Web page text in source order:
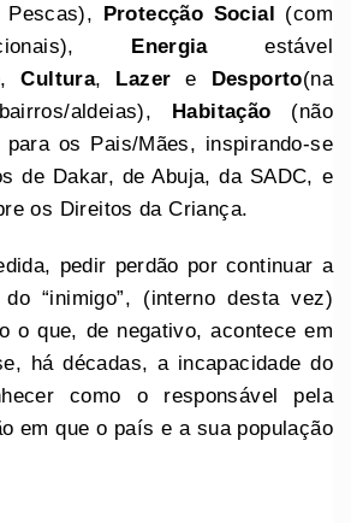
Protecção Social (com
Energiaestável
Cultura, Lazer e Desporto(na
aldeias), Habitação (não
os Pais/Mães, inspirando-se
de Dakar, de Abuja, da SADC, e
os Direitos da Criança.
pedir perdão por continuar a
“inimigo”, (interno desta vez)
o que, de negativo, acontece em
há décadas, a incapacidade do
como o responsável pela
em que o país e a sua população